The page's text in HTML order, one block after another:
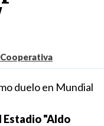
duelo en Mundial
Estadio "Aldo